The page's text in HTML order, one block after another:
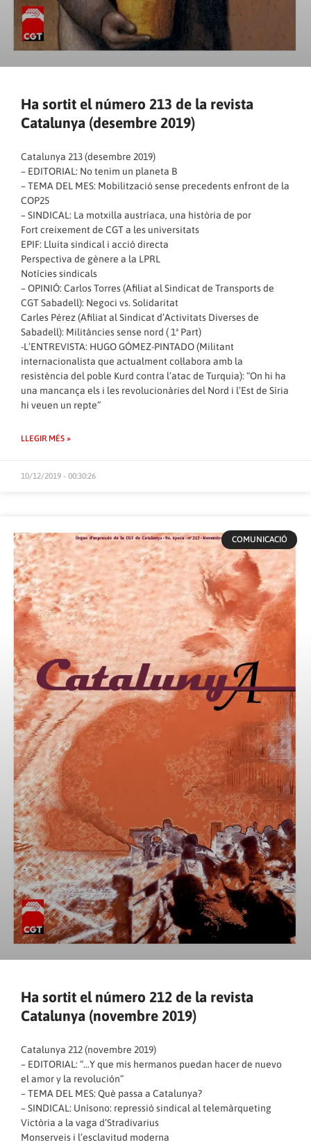
Ha sortit el número 213 de la revista
Catalunya (desembre 2019)
Catalunya 213 (desembre 2019)
– EDITORIAL: No tenim un planeta B
– TEMA DEL MES: Mobilització sense precedents enfront de la
COP25
– SINDICAL: La motxilla austríaca, una història de por
Fort creixement de CGT a les universitats
EPIF: Lluita sindical i acció directa
Perspectiva de gènere a la LPRL
Notícies sindicals
– OPINIÓ: Carlos Torres (Afiliat al Sindicat de Transports de
CGT Sabadell): Negoci vs. Solidaritat
Carles Pérez (Afiliat al Sindicat d’Activitats Diverses de
Sabadell): Militàncies sense nord ( 1ª Part)
-L’ENTREVISTA: HUGO GÓMEZ-PINTADO (Militant
internacionalista que actualment col·labora amb la
resistència del poble Kurd contra l’atac de Turquia): “On hi ha
una mancança els i les revolucionàries del Nord i l’Est de Síria
hi veuen un repte”
LLEGIR MÉS »
10/12/2019 - 00:30:26
COMUNICACIÓ
Ha sortit el número 212 de la revista
Catalunya (novembre 2019)
Catalunya 212 (novembre 2019)
– EDITORIAL: “…Y que mis hermanos puedan hacer de nuevo
el amor y la revolución”
– TEMA DEL MES: Què passa a Catalunya?
– SINDICAL: Unísono: repressió sindical al telemàrqueting
Victòria a la vaga d’Stradivarius
Monserveis i l’esclavitud moderna